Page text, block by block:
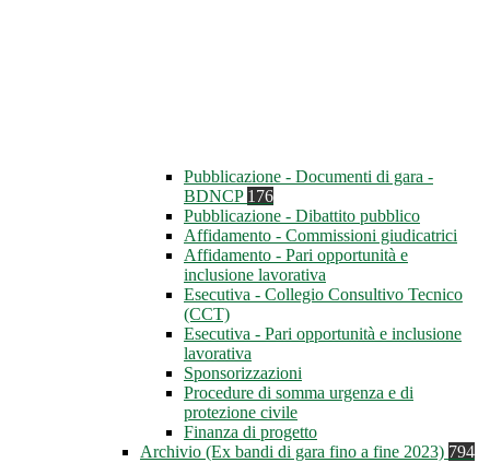
Pubblicazione - Documenti di gara -
BDNCP 176
Pubblicazione - Dibattito pubblico
Affidamento - Commissioni giudicatrici
Affidamento - Pari opportunità e
inclusione lavorativa
Esecutiva - Collegio Consultivo Tecnico
(CCT)
Esecutiva - Pari opportunità e inclusione
lavorativa
Sponsorizzazioni
Procedure di somma urgenza e di
protezione civile
Finanza di progetto
Archivio (Ex bandi di gara fino a fine 2023) 794